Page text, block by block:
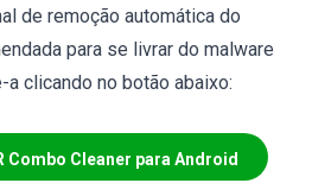
de remoção automática do
para se livrar do malware
clicando no botão abaixo:
Combo Cleaner para Android